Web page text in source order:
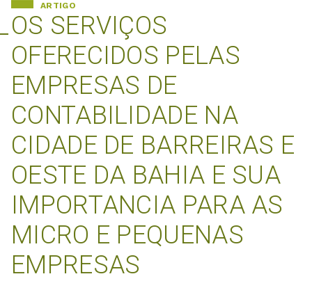
OS SERVIÇOS
OFERECIDOS PELAS
EMPRESAS DE
CONTABILIDADE NA
CIDADE DE BARREIRAS E
OESTE DA BAHIA E SUA
IMPORTANCIA PARA AS
MICRO E PEQUENAS
EMPRESAS
ARTIGO